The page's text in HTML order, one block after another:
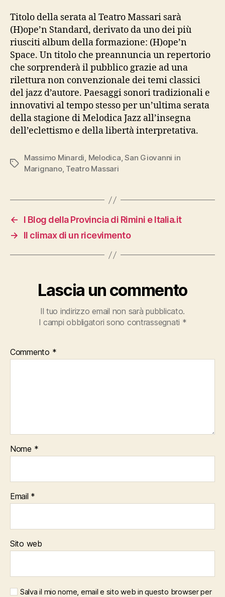
Titolo della serata al Teatro Massari sarà
(H)ope’n Standard, derivato da uno dei più
riusciti album della formazione: (H)ope’n
Space. Un titolo che preannuncia un repertorio
che sorprenderà il pubblico grazie ad una
rilettura non convenzionale dei temi classici
del jazz d’autore. Paesaggi sonori tradizionali e
innovativi al tempo stesso per un’ultima serata
della stagione di Melodica Jazz all’insegna
dell’eclettismo e della libertà interpretativa.
Tag
Massimo Minardi, Melodica,San Giovanni in
Marignano, Teatro Massari
←
I Blog della Provincia di Rimini e Italia.it
→
Il climax di un ricevimento
Lascia un commento
Il tuo indirizzo email non sarà pubblicato.
I campi obbligatori sono contrassegnati *
Commento *
Nome *
Email *
Sito web
Salva il mio nome, email e sito web in questo browser per